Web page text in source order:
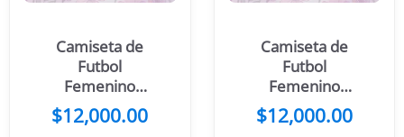
Camiseta de
Futbol
Femenino
Flores Celestes
Blanco
$12,000.00
Camiseta de
Futbol
Femenino
Negro Rosado
$12,000.00